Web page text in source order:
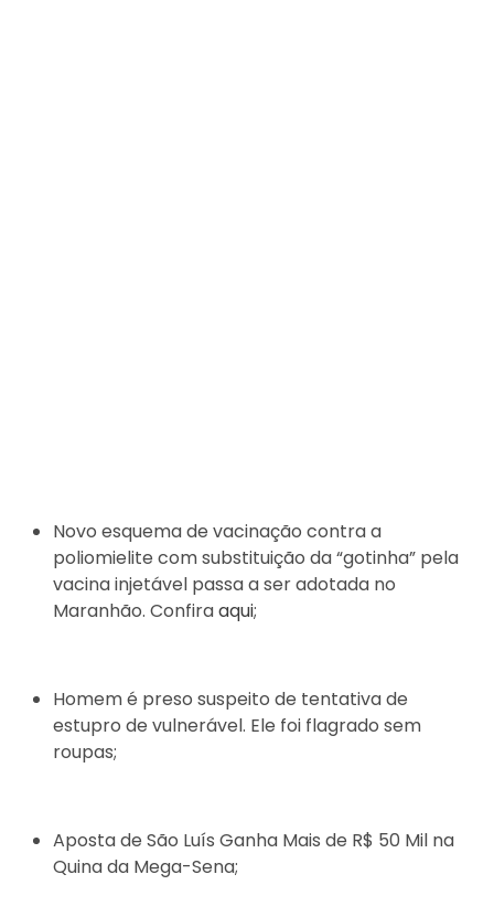
Novo esquema de vacinação contra a
poliomielite com substituição da “gotinha” pela
vacina injetável passa a ser adotada no
Maranhão. Confiraaqui;
Homem é preso suspeito de tentativa de
estupro de vulnerável. Ele foi flagrado sem
roupas;
Aposta de São Luís Ganha Mais de R$ 50 Mil na
Quina da Mega-Sena;